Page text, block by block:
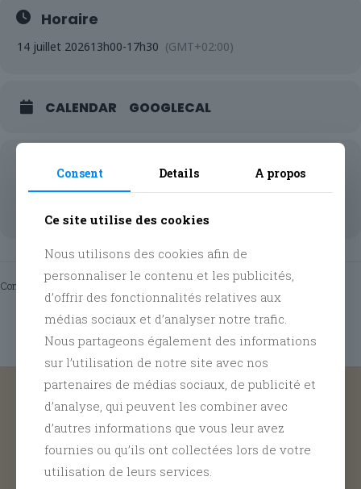
Viens découvrir le peinture sur figurine accompagné de
professionnels !
Le mardi 14 juillet 2026 – de 13h00 à 17h30
Secteur 42 – Lodelinsart
Activité réservée aux jeunes de 12 à 26 ans, ne
traine pas, inscris-toi !
Horaire
14 juillet 202613h00-17h30 (GMT+02:00)
CALENDAR GOOGLECAL
Achetez votre ticket
Comments are closed.
Suivez nous sur nos différents réseaux @
Facebook,InstagramandTiktok
Consent Details A propos
Ce site utilise des cookies
Nous utilisons des cookies afin de
personnaliser le contenu et les publicités,
d’offrir des fonctionnalités relatives aux
médias sociaux et d’analyser notre trafic.
Nous partageons également des informations
sur l’utilisation de notre site avec nos
partenaires de médias sociaux, de publicité et
d’analyse, qui peuvent les combiner avec
d’autres informations que vous leur avez
fournies ou qu’ils ont collectées lors de votre
utilisation de leurs services.